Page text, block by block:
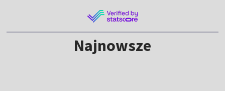
Najnowsze